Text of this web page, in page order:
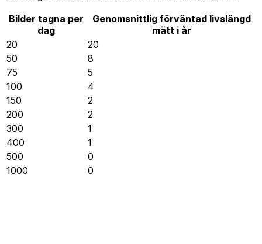
Bilder tagna per
dag
Genomsnittlig förväntad livslängd
mätt i år
20
20
50
8
75
5
100
4
150
2
200
2
300
1
400
1
500
0
1000
0